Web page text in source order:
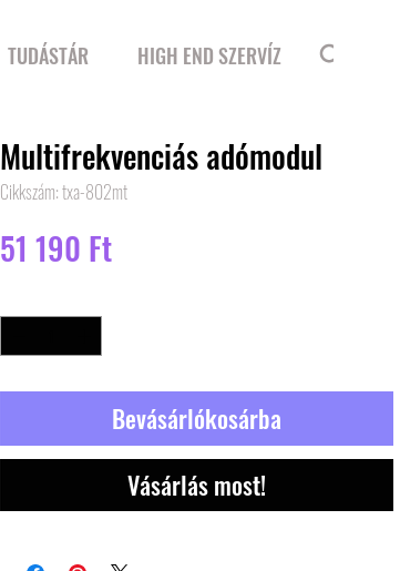
TUDÁSTÁR HIGH END SZERVÍZ
Multifrekvenciás adómodul
Cikkszám: txa-802mt
51 190 FtÁr
Bevásárlókosárba
Vásárlás most!